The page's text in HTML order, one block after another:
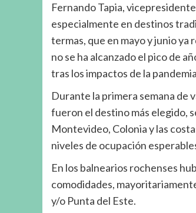
Fernando Tapia,
especialmente en destinos
termas, que en mayo y junio
no se ha alcanzado el pico de
tras los impactos de la
Durante la primera semana de
fueron el destino más elegido,
Montevideo, Colonia y las
niveles de ocupación
En los balnearios rochenses
comodidades,
y/o Punta del Este.